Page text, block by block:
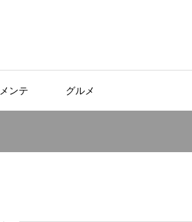
メンテ グルメ